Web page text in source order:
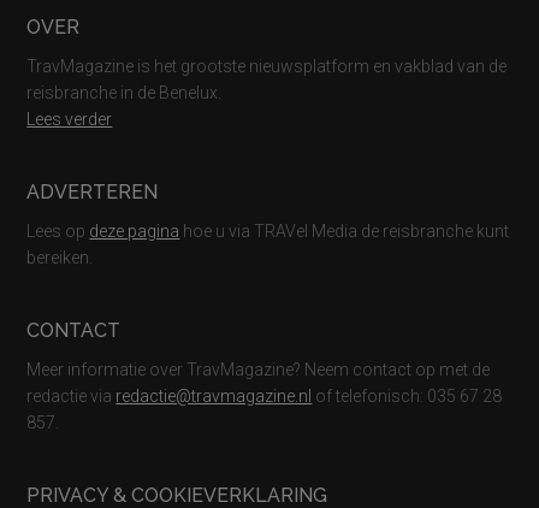
Footer
OVER
TravMagazine is het grootste nieuwsplatform en vakblad van de
reisbranche in de Benelux.
Lees verder
ADVERTEREN
Lees op deze pagina hoe u via TRAVel Media de reisbranche kunt
bereiken.
CONTACT
Meer informatie over TravMagazine? Neem contact op met de
redactie via redactie@travmagazine.nl of telefonisch: 035 67 28
857.
PRIVACY & COOKIEVERKLARING